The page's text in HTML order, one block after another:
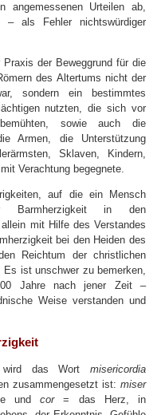
angemessenen Urteilen ab,
als Fehler nichtswürdiger
der Beweggrund für die
des Altertums nicht der
sondern ein bestimmtes
nutzten, die sich vor
sowie auch die
Armen, die Unterstützung
Sklaven, Kindern,
Verachtung begegnete.
auf die ein Mensch
in den
mit Hilfe des Verstandes
bei den Heiden des
Reichtum der christlichen
ist unschwer zu bemerken,
Jahre nach jener Zeit –
Weise verstanden und
wird das Wort misericordia
zusammengesetzt ist: miser
undcor= das Herz, in